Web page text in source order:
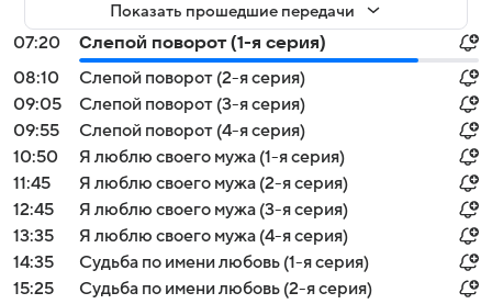
Показать прошедшие передачи
07:20
Слепой поворот (1-я серия)
08:10
Слепой поворот (2-я серия)
09:05
Слепой поворот (3-я серия)
09:55
Слепой поворот (4-я серия)
10:50
Я люблю своего мужа (1-я серия)
11:45
Я люблю своего мужа (2-я серия)
12:45
Я люблю своего мужа (3-я серия)
13:35
Я люблю своего мужа (4-я серия)
14:35
Судьба по имени любовь (1-я серия)
15:25
Судьба по имени любовь (2-я серия)